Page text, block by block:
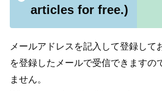
articles for free.)
メールアドレスを記入して登録して
を登録したメールで受信できますの
ません。